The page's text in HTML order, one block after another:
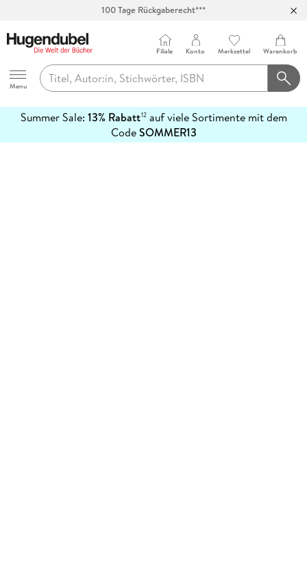
100 Tage Rückgaberecht***
Hugendubel
Menu
Filiale Konto Merkzettel Warenkorb
Summer Sale: 13% Rabatt12auf viele Sortimente mit dem
CodeSOMMER13
erfahren